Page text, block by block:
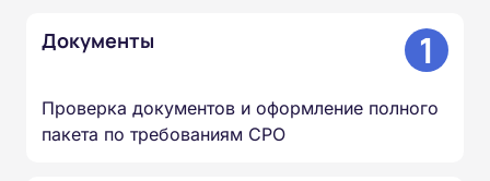
Документы 1
Проверка документов и оформление полного
пакета по требованиям СРО